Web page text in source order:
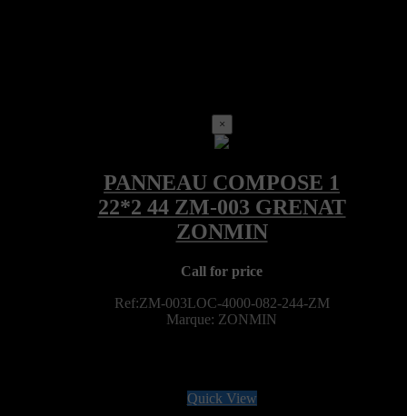
×
Call for price
Ref:ZM-003LOC-4000-082-244-ZM
Marque: ZONMIN
Quick View